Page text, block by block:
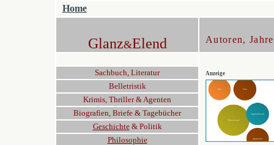
Home
Glanz&Elend Autoren,
Anzeige
Sachbuch, Literatur
Belletristik
Krimis, Thriller & Agenten
Biografien, Briefe & Tagebücher
Geschichte& Politik
Philosophie